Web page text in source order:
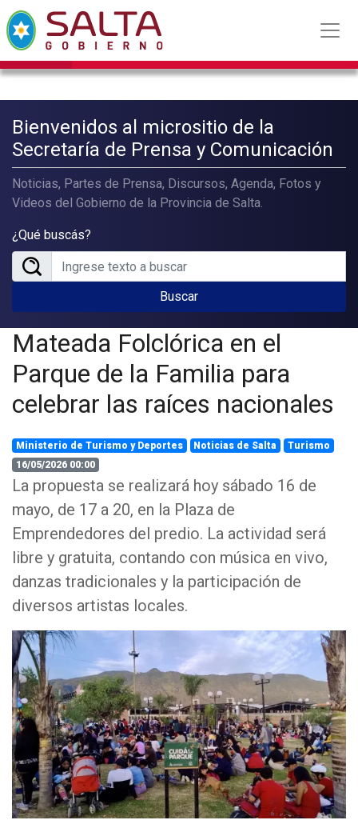
Bienvenidos al micrositio de la
Secretaría de Prensa y Comunicación
Noticias, Partes de Prensa, Discursos, Agenda, Fotos y
Videos del Gobierno de la Provincia de Salta.
¿Qué buscás?
Buscar
Mateada Folclórica en el
Parque de la Familia para
celebrar las raíces nacionales
Ministerio de Turismo y Deportes Noticias de Salta
Turismo
16/05/2026 00:00
La propuesta se realizará hoy sábado 16 de
mayo, de 17 a 20, en la Plaza de
Emprendedores del predio. La actividad será
libre y gratuita, contando con música en vivo,
danzas tradicionales y la participación de
diversos artistas locales.